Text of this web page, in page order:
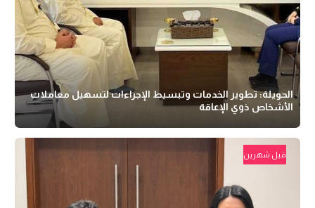
الحويلة: تطوير الخدمات وتبسيط الإجراءات لتسهيل معاملات
الأشخاص ذوي الإعاقة
قبل شهرين